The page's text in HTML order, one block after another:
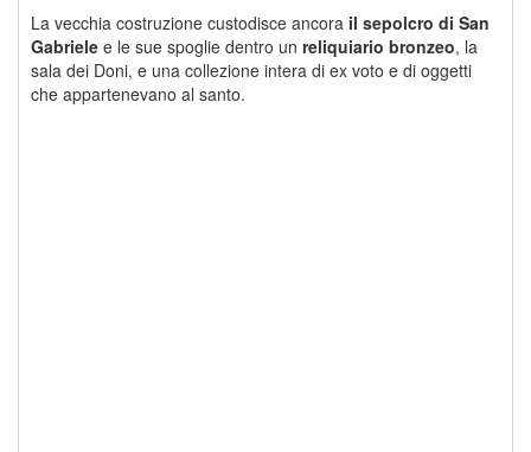
La vecchia costruzione custodisce ancora il sepolcro di San
Gabriele e le sue spoglie dentro un reliquiario bronzeo, la
sala dei Doni, e una collezione intera di ex voto e di oggetti
che appartenevano al santo.